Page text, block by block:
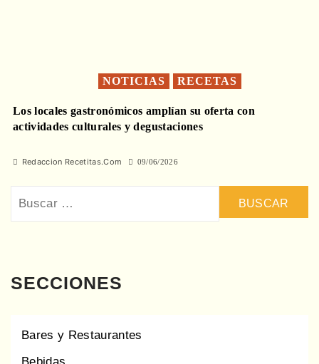
NOTICIAS RECETAS
Los locales gastronómicos amplían su oferta con
actividades culturales y degustaciones
Redaccion Recetitas.Com 09/06/2026
SECCIONES
Bares y Restaurantes